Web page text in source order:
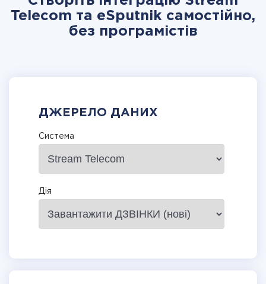
Telecom та eSputnik самостійно,
без програмістів
ДЖЕРЕЛО ДАНИХ
Система
Дія